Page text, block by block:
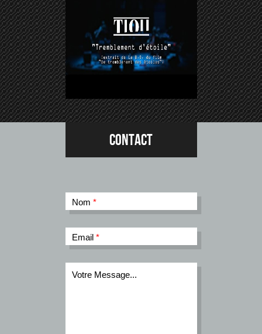
Contact
Nom *
Email *
Votre Message...